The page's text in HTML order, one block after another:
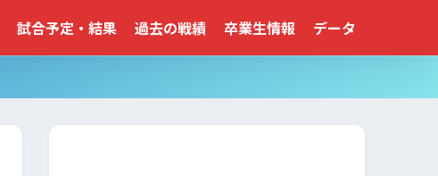
試合予定・結果 過去の戦績 卒業生情報 データ